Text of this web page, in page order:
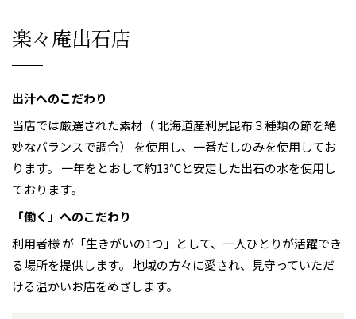
楽々庵出石店
出汁へのこだわり
当店では厳選された素材（ 北海道産利尻昆布３種類の節を絶
妙なバランスで調合） を使用し、一番だしのみを使用してお
ります。 一年をとおして約13℃と安定した出石の水を使用し
ております。
「働く」へのこだわり
利用者様 が「生きがいの1つ」として、一人ひとりが活躍でき
る場所を提供します。 地域の方々に愛され、見守っていただ
ける温かいお店をめざします。